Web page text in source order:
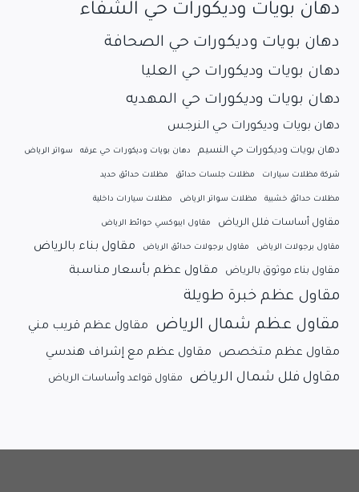
دهان بويات وديكورات حي الشفاء
دهان بويات وديكورات حي الصحافة
دهان بويات وديكورات حي العليا
دهان بويات وديكورات حي المهديه
دهان بويات وديكورات حي النرجس
دهان بويات وديكورات حي النسيم دهان بويات وديكورات حي عرقه سواتر الرياض
شركة مظلات سيارات مظلات جلسات حدائق مظلات حدائق حديد
مظلات حدائق خشبية مظلات سواتر الرياض مظلات سيارات داخلية
مقاول أساسات فلل الرياض مقاول ايبوكسي حوائط الرياض
مقاول برجولات الرياض مقاول برجولات حدائق الرياض مقاول بناء بالرياض
مقاول بناء موثوق بالرياض مقاول عظم بأسعار مناسبة
مقاول عظم خبرة طويلة
مقاول عظم شمال الرياض مقاول عظم قريب مني
مقاول عظم متخصص مقاول عظم مع إشراف هندسي
مقاول فلل شمال الرياض مقاول قواعد وأساسات الرياض